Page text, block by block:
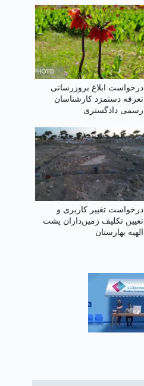
درخواست ابلاغ بروز‌رسانی
تعرفه دستمزد کارشناسان
رسمی دادگستری
درخواست تغییر کاربری و
تعیین‌ تکلیف زمین‌داران پشت
الهیه بهارستان